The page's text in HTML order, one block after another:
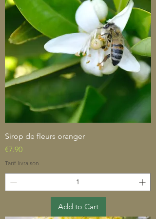
Sirop de fleurs oranger
Price
€7.90
Tarif livraison
Add to Cart